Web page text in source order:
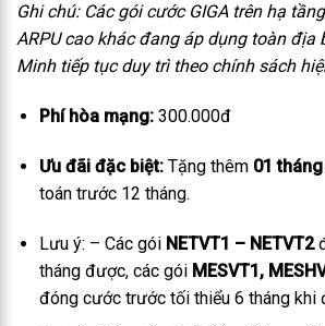
Ghi chú: Các gói cước GIGA trên hạ
ARPU cao khác đang áp dụng toàn địa
Minh tiếp tục duy trì theo chính sách
Phí hòa mạng:300.000đ
Ưu đãi đặc biệt:Tặng thêm 01 tháng
toán trước 12 tháng.
Lưu ý: – Các gói NETVT1 – NETVT2
tháng được, các gói MESVT1,
đóng cước trước tối thiểu 6 tháng khi